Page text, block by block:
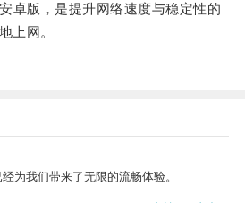
版，是提升网络速度与稳定性的
上网。
为我们带来了无限的流畅体验。